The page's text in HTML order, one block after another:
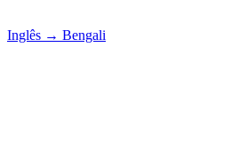
Inglês → Bengali